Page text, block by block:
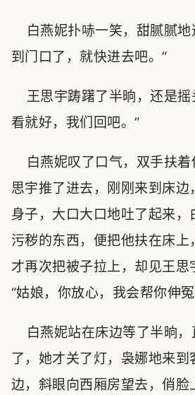
白燕妮扑哧一笑，甜腻腻地
到门口了，就快进去吧。”
王思宇踌躇了半晌，还是摇
看就好，我们回吧。”
白燕妮叹了口气，双手扶着
思宇推了进去，刚刚来到床边
身子，大口大口地吐了起来，
污秽的东西，便把他扶在床上
才再次把被子拉上，却见王思
“姑娘，你放心，我会帮你伸
白燕妮站在床边等了半晌，
了，她才关了灯，袅娜地来到
边，斜眼向西厢房望去，俏脸